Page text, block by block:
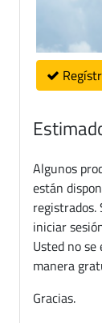
Algunos
están
registrados.
iniciar
Usted no
manera
Gracias.